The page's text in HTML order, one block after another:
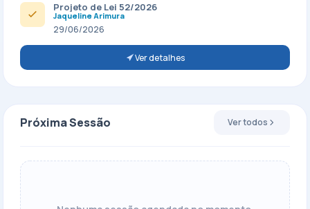
Projeto de Lei 52/2026
Jaqueline Arimura
29/06/2026
Ver detalhes
Próxima Sessão Ver todos